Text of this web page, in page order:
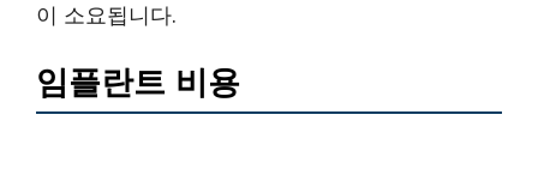
이 소요됩니다.
임플란트 비용